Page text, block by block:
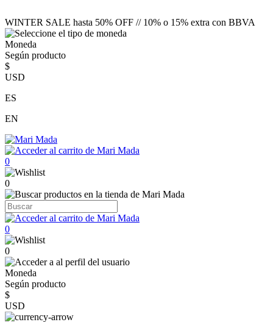
WINTER SALE hasta 50% OFF // 10% o 15% extra con BBVA
Moneda
Según producto
$
USD
ES
EN
0
0
0
0
Moneda
Según producto
$
USD